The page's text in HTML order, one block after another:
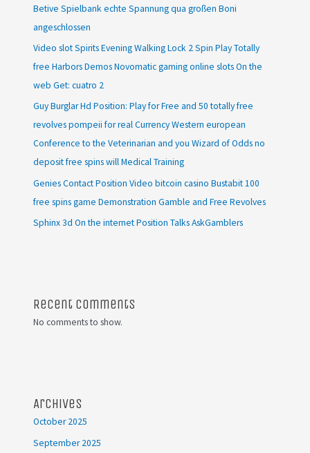
Betive Spielbank echte Spannung qua großen Boni
angeschlossen
Video slot Spirits Evening Walking Lock 2 Spin Play Totally
free Harbors Demos Novomatic gaming online slots On the
web Get: cuatro 2
Guy Burglar Hd Position: Play for Free and 50 totally free
revolves pompeii for real Currency Western european
Conference to the Veterinarian and you Wizard of Odds no
deposit free spins will Medical Training
Genies Contact Position Video bitcoin casino Bustabit 100
free spins game Demonstration Gamble and Free Revolves
Sphinx 3d On the internet Position Talks AskGamblers
Recent Comments
No comments to show.
Archives
October 2025
September 2025